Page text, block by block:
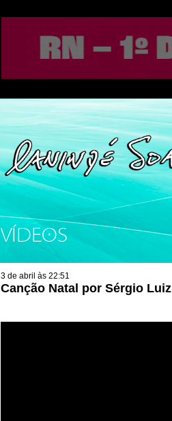
VÍDEOS
3 de abril às 22:51
Canção Natal por Sérgio Luiz